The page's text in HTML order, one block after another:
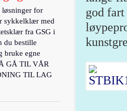
god
for
sykkelklær med
fra GSG i
du bestille
bruke egne
GÅ TIL VÅR
TIL LAG